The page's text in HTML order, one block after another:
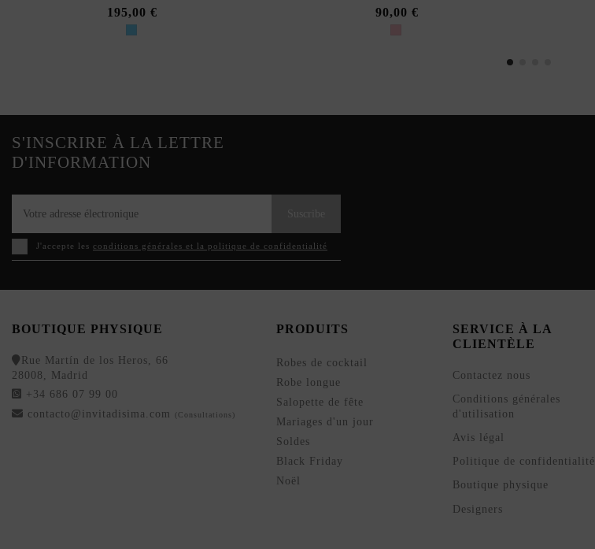
195,00 € 90,00 €
S'INSCRIRE À LA LETTRE
D'INFORMATION
J'accepte les conditions générales et la politique de confidentialité
BOUTIQUE PHYSIQUE
Rue Martín de los Heros, 66
28008, Madrid
+34 686 07 99 00
contacto@invitadisima.com
(Consultations)
PRODUITS
Robes de cocktail
Robe longue
Salopette de fête
Mariages d'un jour
Soldes
Black Friday
Noël
SERVICE À LA
CLIENTÈLE
Contactez nous
Conditions générales
d'utilisation
Avis légal
Politique de confidentialité
Boutique physique
Designers